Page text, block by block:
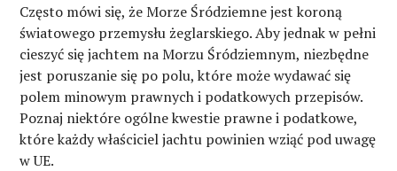
Często mówi się, że Morze Śródziemne jest koroną
światowego przemysłu żeglarskiego. Aby jednak w pełni
cieszyć się jachtem na Morzu Śródziemnym, niezbędne
jest poruszanie się po polu, które może wydawać się
polem minowym prawnych i podatkowych przepisów.
Poznaj niektóre ogólne kwestie prawne i podatkowe,
które każdy właściciel jachtu powinien wziąć pod uwagę
w UE.